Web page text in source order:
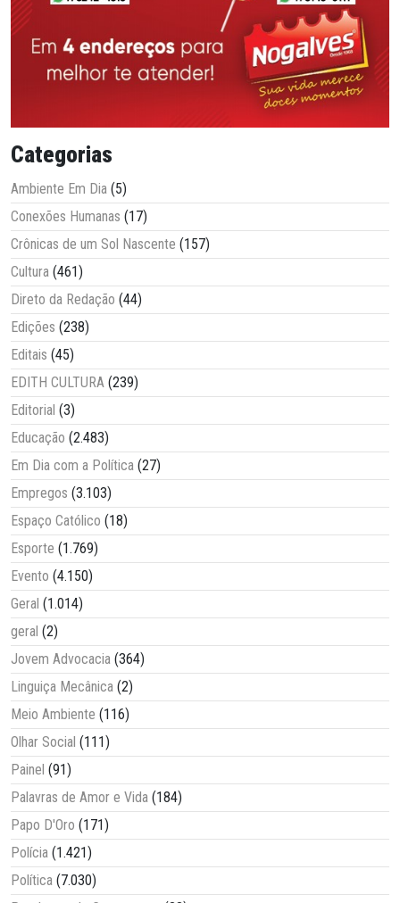
Categorias
Ambiente Em Dia (5)
Conexões Humanas (17)
Crônicas de um Sol Nascente (157)
Cultura (461)
Direto da Redação (44)
Edições (238)
Editais (45)
EDITH CULTURA (239)
Editorial (3)
Educação (2.483)
Em Dia com a Política (27)
Empregos (3.103)
Espaço Católico (18)
Esporte (1.769)
Evento (4.150)
Geral (1.014)
geral (2)
Jovem Advocacia (364)
Linguiça Mecânica (2)
Meio Ambiente (116)
Olhar Social (111)
Painel (91)
Palavras de Amor e Vida (184)
Papo D'Oro (171)
Polícia (1.421)
Política (7.030)